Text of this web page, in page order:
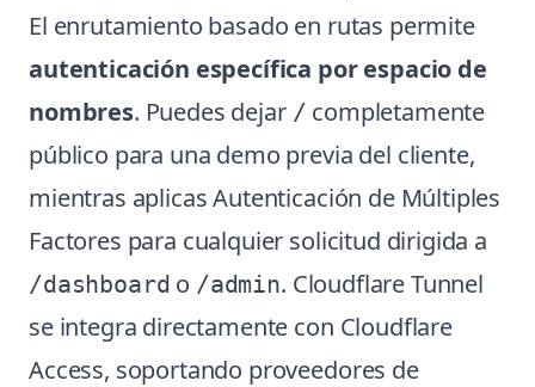
El enrutamiento basado en rutas permite
autenticación específica por espacio de
nombres. Puedes dejar / completamente
público para una demo previa del cliente,
mientras aplicas Autenticación de Múltiples
Factores para cualquier solicitud dirigida a
/dashboard o /admin. Cloudflare Tunnel
se integra directamente con Cloudflare
Access, soportando proveedores de